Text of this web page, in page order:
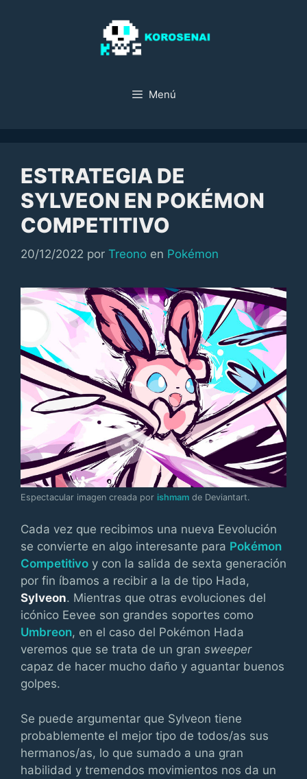
Menú
ESTRATEGIA DE
SYLVEON EN POKÉMON
COMPETITIVO
20/12/2022 por Treono en Categorías
Pokémon
Espectacular imagen creada por ishmam de Deviantart.
Cada vez que recibimos una nueva Eevolución
se convierte en algo interesante para Pokémon
Competitivo y con la salida de sexta generación
por fin íbamos a recibir a la de tipo Hada,
Sylveon. Mientras que otras evoluciones del
icónico Eevee son grandes soportes como
Umbreon, en el caso del Pokémon Hada
veremos que se trata de un gran sweeper
capaz de hacer mucho daño y aguantar buenos
golpes.
Se puede argumentar que Sylveon tiene
probablemente el mejor tipo de todos/as sus
hermanos/as, lo que sumado a una gran
habilidad y tremendos movimientos nos da un